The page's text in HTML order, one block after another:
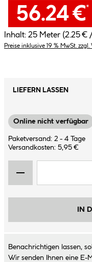
56.24 €*
Inhalt: 25 Meter (2.25 €
Preise inklusive 19 % MwSt.
LIEFERN LASSEN
Online nicht verfügbar
Paketversand: 2 - 4 Tage
Versandkosten: 5,95 €
IN
Benachrichtigen lassen,
Wir senden Ihnen eine E-